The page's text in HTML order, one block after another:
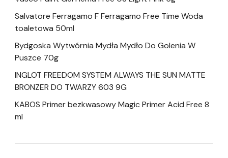
Salvatore Ferragamo F Ferragamo Free Time Woda
toaletowa 50ml
Bydgoska Wytwórnia Mydła Mydło Do Golenia W
Puszce 70g
INGLOT FREEDOM SYSTEM ALWAYS THE SUN MATTE
BRONZER DO TWARZY 603 9G
KABOS Primer bezkwasowy Magic Primer Acid Free 8
ml